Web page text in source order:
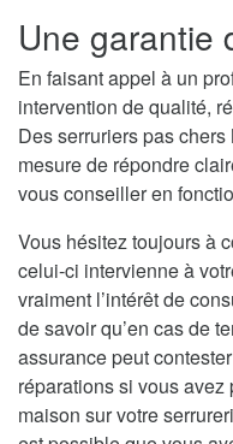
Une garantie
En faisant appel à un
intervention de qualité,
Des serruriers pas
mesure de répondre
vous conseiller en
Vous hésitez toujours à
celui-ci intervienne à
vraiment l’intérêt de
de savoir qu’en cas de
assurance peut
réparations si vous
maison sur votre